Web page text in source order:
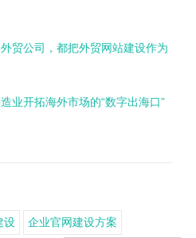
贸公司，都把外贸网站建设作为
业开拓海外市场的“数字出海口”
设 企业官网建设方案